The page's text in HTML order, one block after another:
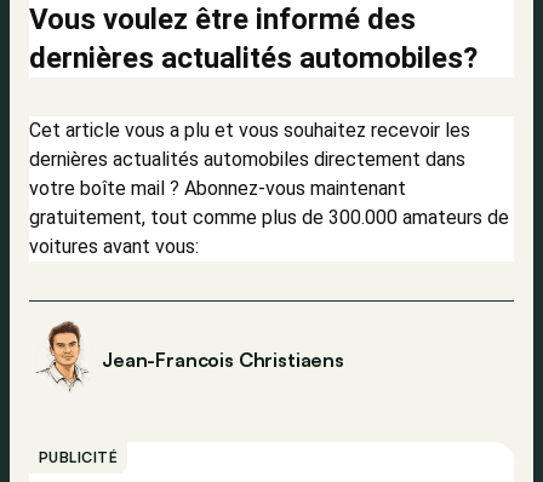
Vous voulez être informé des
dernières actualités automobiles?
Cet article vous a plu et vous souhaitez recevoir les
dernières actualités automobiles directement dans
votre boîte mail ? Abonnez-vous maintenant
gratuitement, tout comme plus de 300.000 amateurs de
voitures avant vous:
Jean-Francois Christiaens
PUBLICITÉ